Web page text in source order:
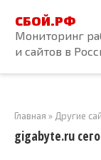
контенту
СБОЙ.РФ
Мониторинг
и сайтов в
Главная » Другие
gigabyte.ru